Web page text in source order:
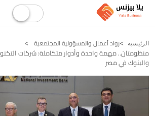
الرئيسيه رواد أعمال والمسؤولية المجتمعية
منظومتان.. مهمة واحدة وأدوار متكاملة: شركات
والبنوك في مصر